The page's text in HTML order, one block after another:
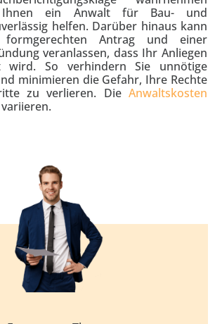
Ihnen ein Anwalt für Bau- und
helfen. Darüber hinaus kann
Antrag und einer
veranlassen, dass Ihr Anliegen
wird. So verhindern Sie unnötige
minimieren die Gefahr, Ihre Rechte
zu verlieren. Die Anwaltskosten